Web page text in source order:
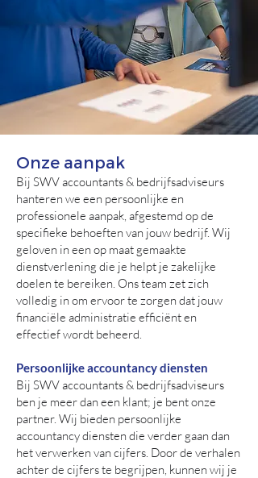
Onze aanpak
Bij SWV accountants & bedrijfsadviseurs
hanteren we een persoonlijke en
professionele aanpak, afgestemd op de
specifieke behoeften van jouw bedrijf. Wij
geloven in een op maat gemaakte
dienstverlening die je helpt je zakelijke
doelen te bereiken. Ons team zet zich
volledig in om ervoor te zorgen dat jouw
financiële administratie efficiënt en
effectief wordt beheerd.
Persoonlijke accountancy diensten
Bij SWV accountants & bedrijfsadviseurs
ben je meer dan een klant; je bent onze
partner. Wij bieden persoonlijke
accountancy diensten die verder gaan dan
het verwerken van cijfers. Door de verhalen
achter de cijfers te begrijpen, kunnen wij je